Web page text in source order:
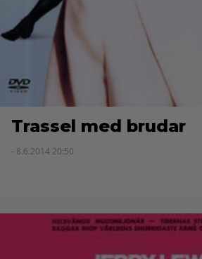
Trassel med brudar
- 8.6.2014 20:50